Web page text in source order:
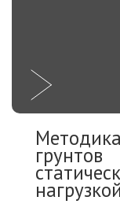
грунтов
нагрузкой